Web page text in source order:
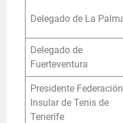
Delegado de La
Delegado de
Fuerteventura
Presidente Federación
Insular de Tenis de
Tenerife